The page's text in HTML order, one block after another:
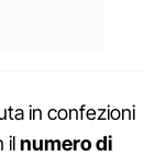
in confezioni
ilnumero di